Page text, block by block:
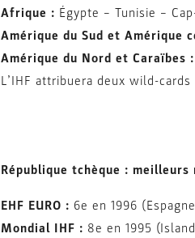
Afrique : Égypte – Tunisie –
Amérique du Sud et Amérique
Amérique du Nord et Caraïbes :
L’IHF attribuera deux wild-
République tchèque :
EHF EURO : 6e en 1996
Mondial IHF : 8e en 1995